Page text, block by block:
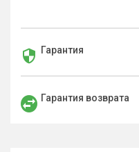
Гарантия
Гарантия возврата